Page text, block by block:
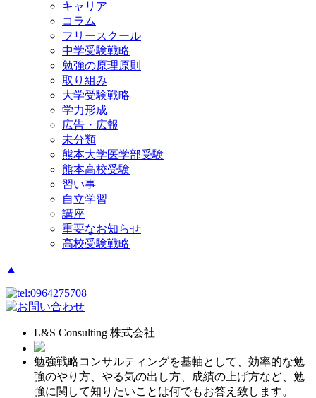
キャリア
コラム
フリースクール
中学受験戦略
勉強の原理原則
取り組み
大学受験戦略
学力形成
広告・広報
未分類
熊本大学医学部受験
熊本高校受験
習い事
自立学習
講座
重要なお知らせ
高校受験戦略
▲
L&S Consulting 株式会社
勉強戦略コンサルティングを基軸として、効率的な勉
強のやり方、やる気の出し方、成績の上げ方など、勉
強に関して知りたいことは何でもお答え致します。